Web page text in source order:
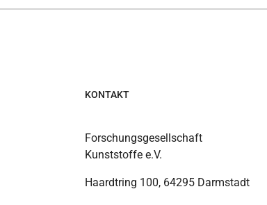
KONTAKT
Forschungsgesellschaft
Kunststoffe e.V.
Haardtring 100, 64295 Darmstadt